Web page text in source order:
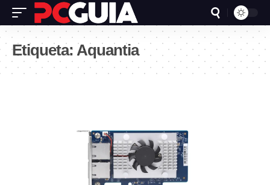
Etiqueta: Aquantia